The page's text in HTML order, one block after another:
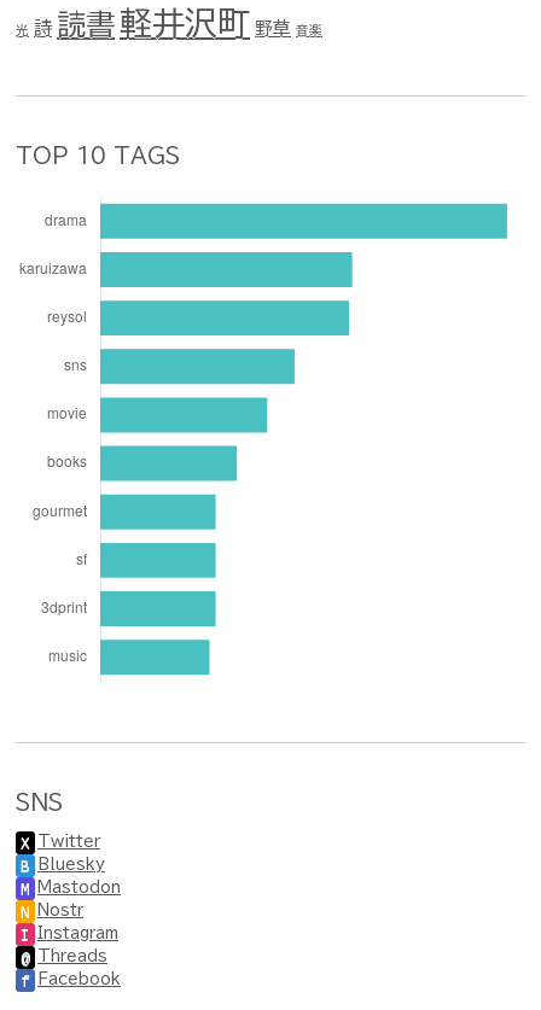
光 詩 読書軽井沢町 野草 音楽
TOP 10 TAGS
SNS
X Twitter
B Bluesky
M Mastodon
N Nostr
I Instagram
@ Threads
f Facebook